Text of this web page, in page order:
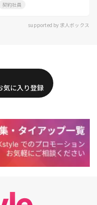
契約社員
supported by 求人ボックス
気に入り登録